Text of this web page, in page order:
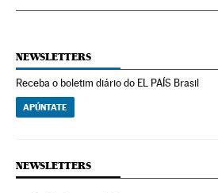
NEWSLETTERS
Receba o boletim diário do EL PAÍS Brasil
APÚNTATE
NEWSLETTERS